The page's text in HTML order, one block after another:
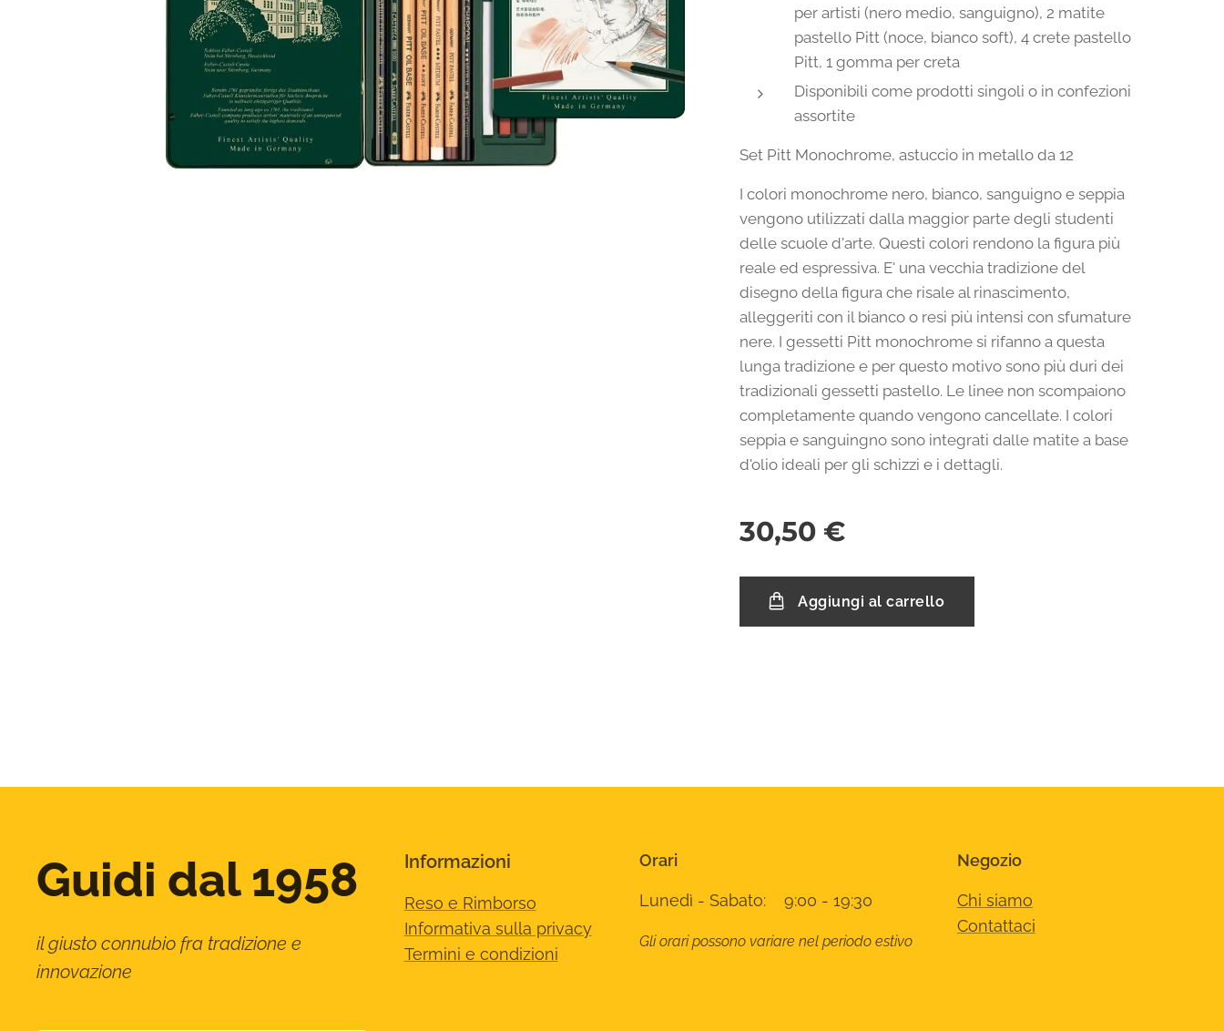
per artisti (nero medio, sanguigno), 2 matite
pastello Pitt (noce, bianco soft), 4 crete pastello
Pitt, 1 gomma per creta
Disponibili come prodotti singoli o in confezioni
assortite
Set Pitt Monochrome, astuccio in metallo da 12
I colori monochrome nero, bianco, sanguigno e seppia
vengono utilizzati dalla maggior parte degli studenti
delle scuole d'arte. Questi colori rendono la figura più
reale ed espressiva. E' una vecchia tradizione del
disegno della figura che risale al rinascimento,
alleggeriti con il bianco o resi più intensi con sfumature
nere. I gessetti Pitt monochrome si rifanno a questa
lunga tradizione e per questo motivo sono più duri dei
tradizionali gessetti pastello. Le linee non scompaiono
completamente quando vengono cancellate. I colori
seppia e sanguingno sono integrati dalle matite a base
d'olio ideali per gli schizzi e i dettagli.
30,50 €
Aggiungi al carrello
Guidi dal 1958
il giusto connubio fra tradizione e
innovazione
Informazioni
Reso e Rimborso
Informativa sulla privacy
Termini e condizioni
Orari
Lunedì - Sabato: 9:00 - 19:30
Gli orari possono variare nel periodo estivo
Negozio
Chi siamo
Contattaci